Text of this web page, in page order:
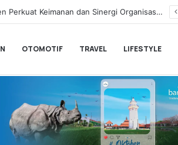
IWAPI Banten Gelar Pengajian, Wujud Syukur Kepengurusan Baru dan Doakan Pemberangkatan Umrah
OTOMOTIF TRAVEL LIFESTYLE